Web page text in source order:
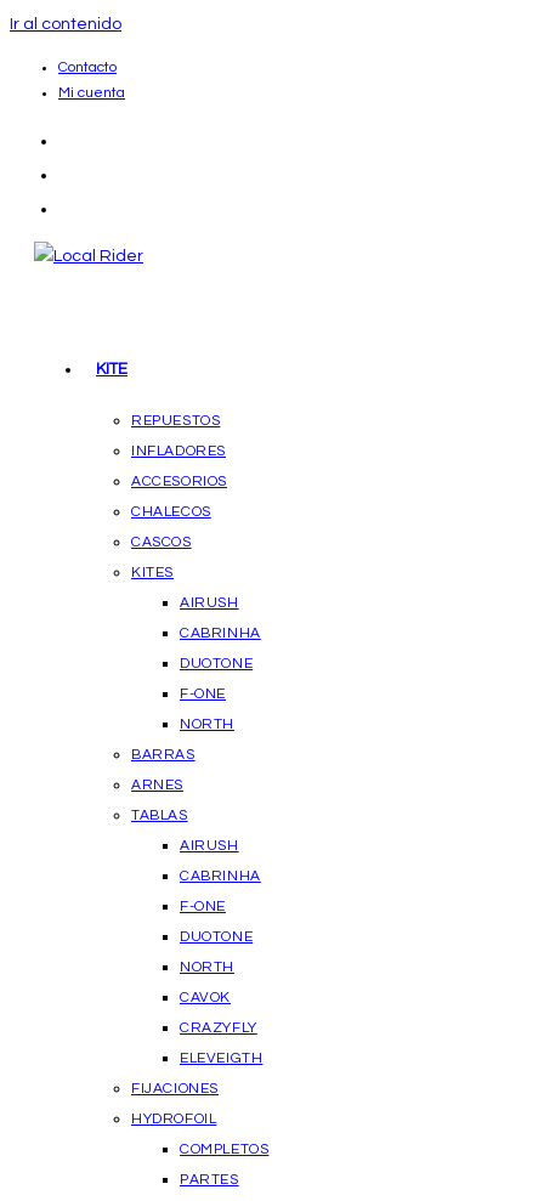
Ir al contenido
Contacto
Mi cuenta
KITE
REPUESTOS
INFLADORES
ACCESORIOS
CHALECOS
CASCOS
KITES
AIRUSH
CABRINHA
DUOTONE
F-ONE
NORTH
BARRAS
ARNES
TABLAS
AIRUSH
CABRINHA
F-ONE
DUOTONE
NORTH
CAVOK
CRAZYFLY
ELEVEIGTH
FIJACIONES
HYDROFOIL
COMPLETOS
PARTES